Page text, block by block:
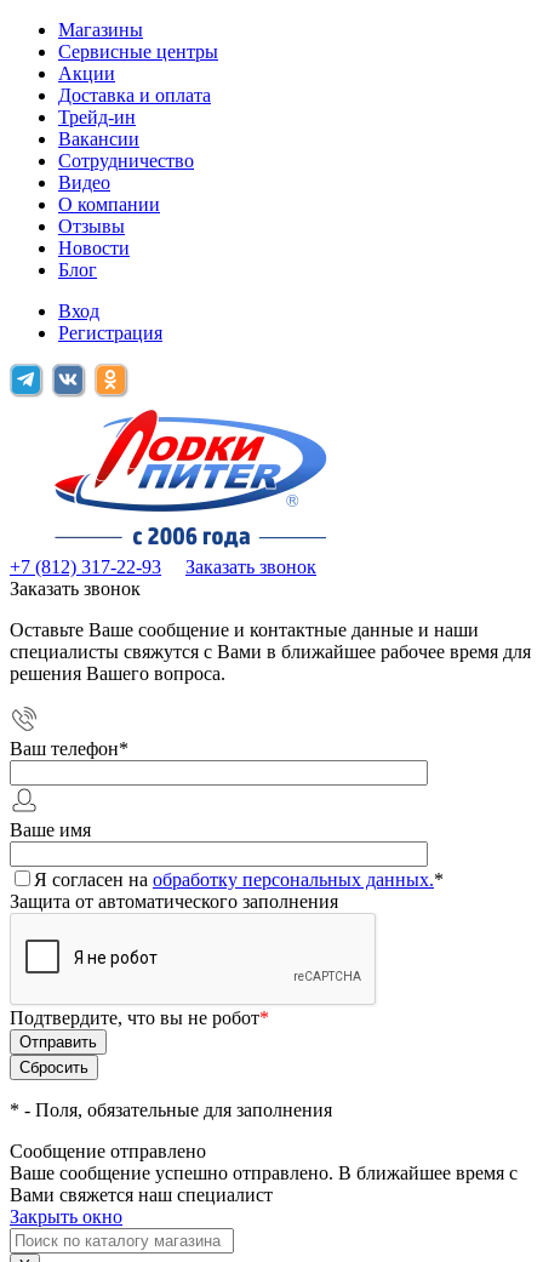
Магазины
Сервисные центры
Акции
Доставка и оплата
Трейд-ин
Вакансии
Сотрудничество
Видео
О компании
Отзывы
Новости
Блог
Вход
Регистрация
+7 (812) 317-22-93
Заказать звонок
Заказать звонок
Оставьте Ваше сообщение и контактные данные и наши
специалисты свяжутся с Вами в ближайшее рабочее время для
решения Вашего вопроса.
Ваш телефон*
Ваше имя
Я согласен на обработку персональных данных.*
Защита от автоматического заполнения
Подтвердите, что вы не робот*
* - Поля, обязательные для заполнения
Сообщение отправлено
Ваше сообщение успешно отправлено. В ближайшее время с
Вами свяжется наш специалист
Закрыть окно